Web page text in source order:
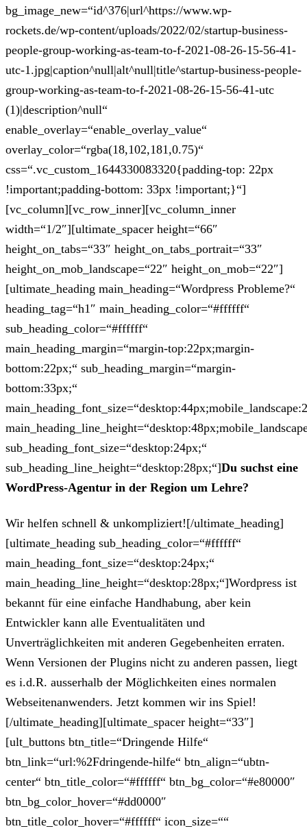
bg_image_new=“id^376|url^https://www.wp-
rockets.de/wp-content/uploads/2022/02/startup-business-
people-group-working-as-team-to-f-2021-08-26-15-56-41-
utc-1.jpg|caption^null|alt^null|title^startup-business-people-
group-working-as-team-to-f-2021-08-26-15-56-41-utc
(1)|description^null“
enable_overlay=“enable_overlay_value“
overlay_color=“rgba(18,102,181,0.75)“
css=“.vc_custom_1644330083320{padding-top: 22px
!important;padding-bottom: 33px !important;}“]
[vc_column][vc_row_inner][vc_column_inner
width=“1/2″][ultimate_spacer height=“66″
height_on_tabs=“33″ height_on_tabs_portrait=“33″
height_on_mob_landscape=“22″ height_on_mob=“22″]
[ultimate_heading main_heading=“Wordpress Probleme?“
heading_tag=“h1″ main_heading_color=“#ffffff“
sub_heading_color=“#ffffff“
main_heading_margin=“margin-top:22px;margin-
bottom:22px;“ sub_heading_margin=“margin-
bottom:33px;“
sub_heading_font_size=“desktop:24px;“
sub_heading_line_height=“desktop:28px;“]Du suchst eine
WordPress-Agentur in der Region um Lehre?
Wir helfen schnell & unkompliziert![/ultimate_heading]
[ultimate_heading sub_heading_color=“#ffffff“
main_heading_font_size=“desktop:24px;“
main_heading_line_height=“desktop:28px;“]Wordpress ist
bekannt für eine einfache Handhabung, aber kein
Entwickler kann alle Eventualitäten und
Unverträglichkeiten mit anderen Gegebenheiten erraten.
Wenn Versionen der Plugins nicht zu anderen passen, liegt
es i.d.R. ausserhalb der Möglichkeiten eines normalen
Webseitenanwenders. Jetzt kommen wir ins Spiel!
[/ultimate_heading][ultimate_spacer height=“33″]
[ult_buttons btn_title=“Dringende Hilfe“
btn_link=“url:%2Fdringende-hilfe“ btn_align=“ubtn-
center“ btn_title_color=“#ffffff“ btn_bg_color=“#e80000″
btn_bg_color_hover=“#dd0000″
btn_title_color_hover=“#ffffff“ icon_size=““